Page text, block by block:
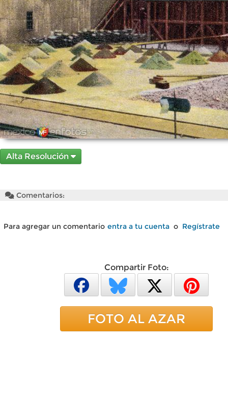
Alta Resolución
Comentarios:
Para agregar un comentario entra a tu cuenta o Regístrate
Compartir Foto:
FOTO AL AZAR